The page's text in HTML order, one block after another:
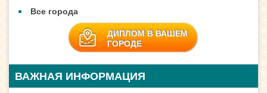
Все города
ДИПЛОМ В ВАШЕМ
ГОРОДЕ
ВАЖНАЯ ИНФОРМАЦИЯ